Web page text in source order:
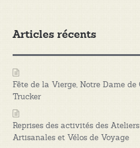
Articles récents
Fête de la Vierge, Notre Dame
Trucker
Reprises des activités des
Artisanales et Vélos de Voyage